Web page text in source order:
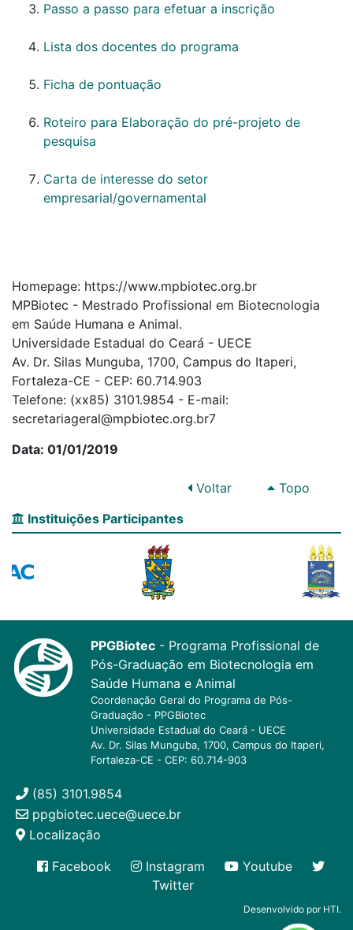
Passo a passo para efetuar a inscrição
Lista dos docentes do programa
Ficha de pontuação
Roteiro para Elaboração do pré-projeto de
pesquisa
Carta de interesse do setor
empresarial/governamental
Homepage: https://www.mpbiotec.org.br
MPBiotec - Mestrado Profissional em Biotecnologia
em Saúde Humana e Animal.
Universidade Estadual do Ceará - UECE
Av. Dr. Silas Munguba, 1700, Campus do Itaperi,
Fortaleza-CE - CEP: 60.714.903
Telefone: (xx85) 3101.9854 - E-mail:
secretariageral@mpbiotec.org.br7
Data: 01/01/2019
Voltar
Topo
Instituições Participantes
PPGBiotec - Programa Profissional de
Pós-Graduação em Biotecnologia em
Saúde Humana e Animal
Coordenação Geral do Programa de Pós-
Graduação - PPGBiotec
Universidade Estadual do Ceará - UECE
Av. Dr. Silas Munguba, 1700, Campus do Itaperi,
Fortaleza-CE - CEP: 60.714-903
(85) 3101.9854
ppgbiotec.uece@uece.br
Localização
Facebook
Instagram
Youtube
Twitter
Desenvolvido por HTI.